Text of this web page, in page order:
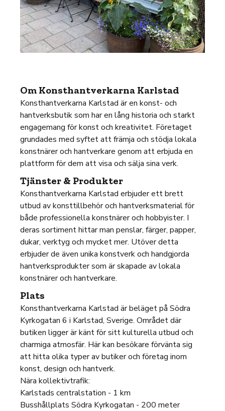
Om Konsthantverkarna Karlstad
Konsthantverkarna Karlstad är en konst- och
hantverksbutik som har en lång historia och starkt
engagemang för konst och kreativitet. Företaget
grundades med syftet att främja och stödja lokala
konstnärer och hantverkare genom att erbjuda en
plattform för dem att visa och sälja sina verk.
Tjänster & Produkter
Konsthantverkarna Karlstad erbjuder ett brett
utbud av konsttillbehör och hantverksmaterial för
både professionella konstnärer och hobbyister. I
deras sortiment hittar man penslar, färger, papper,
dukar, verktyg och mycket mer. Utöver detta
erbjuder de även unika konstverk och handgjorda
hantverksprodukter som är skapade av lokala
konstnärer och hantverkare.
Plats
Konsthantverkarna Karlstad är beläget på Södra
Kyrkogatan 6 i Karlstad, Sverige. Området där
butiken ligger är känt för sitt kulturella utbud och
charmiga atmosfär. Här kan besökare förvänta sig
att hitta olika typer av butiker och företag inom
konst, design och hantverk.
Nära kollektivtrafik:
Karlstads centralstation - 1 km
Busshållplats Södra Kyrkogatan - 200 meter